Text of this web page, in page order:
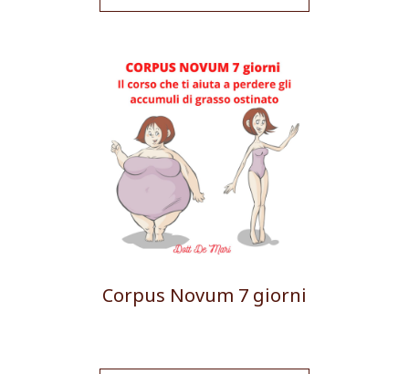
Corpus Novum 7 giorni